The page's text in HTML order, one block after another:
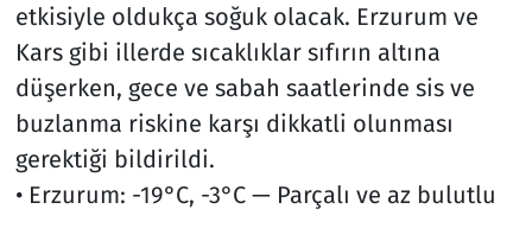
etkisiyle oldukça soğuk olacak. Erzurum ve
Kars gibi illerde sıcaklıklar sıfırın altına
düşerken, gece ve sabah saatlerinde sis ve
buzlanma riskine karşı dikkatli olunması
gerektiği bildirildi.
• Erzurum: -19°C, -3°C — Parçalı ve az bulutlu